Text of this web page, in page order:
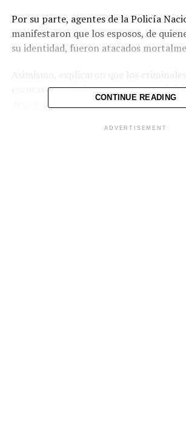
Por su parte, agentes de la Policía
manifestaron que los esposos, de
su identidad, fueron atacados
oscuras cuando fueron a cometer el
desconoce si la pareja había recibió
CONTINUE READING
ADVERTISEMENT